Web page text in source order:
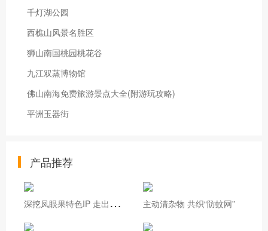
千灯湖公园
西樵山风景名胜区
狮山南国桃园桃花谷
九江双蒸博物馆
佛山南海免费旅游景点大全(附游玩攻略)
平洲玉器街
产品推荐
深
挖凤眼果特色IP 走出基层治理新路 主动清杂物 共织“防蚊网”